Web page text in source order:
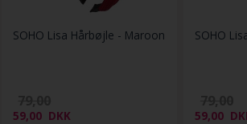
SOHO Lisa Hårbøjle - Maroon
59,00 DKK
SOHO
59,00